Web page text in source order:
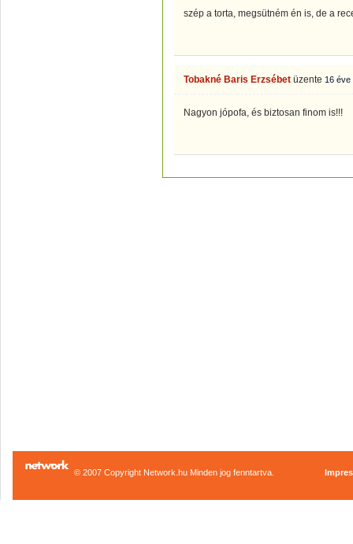
szép a torta, megsütném én is, de a
Tobakné Baris Erzsébet üzente 16 éve
Nagyon jópofa, és biztosan finom is!!!
© 2007 Copyright Network.hu Minden jog fenntartva.